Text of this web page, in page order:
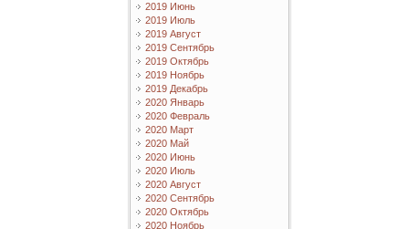
2019 Июнь
2019 Июль
2019 Август
2019 Сентябрь
2019 Октябрь
2019 Ноябрь
2019 Декабрь
2020 Январь
2020 Февраль
2020 Март
2020 Май
2020 Июнь
2020 Июль
2020 Август
2020 Сентябрь
2020 Октябрь
2020 Ноябрь